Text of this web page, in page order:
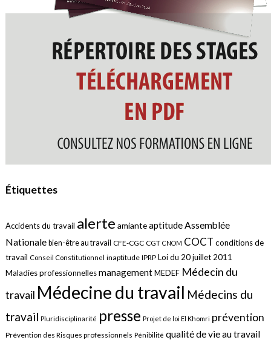
Étiquettes
Accidents du travail alerte amianteaptitudeAssemblée
Nationale bien-être au travail CFE-CGC CGT CNOM COCT conditions de
travail Conseil Constitutionnel inaptitude IPRP Loi du 20 juillet 2011
Maladies professionnellesmanagement MEDEF Médecin du
travail Médecine du travail Médecins du
travail Pluridisciplinarité presse Projet de loi El Khomri prévention
Prévention des Risques professionnels Pénibilité qualité de vie au travail